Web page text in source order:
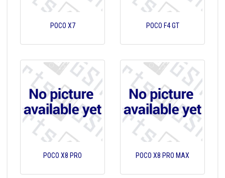
POCO X7 POCO F4 GT
POCO X8 PRO POCO X8 PRO MAX